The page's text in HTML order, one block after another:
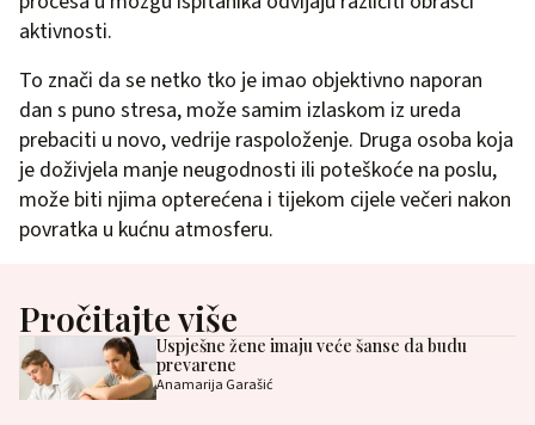
aktivnosti.
To znači da se netko tko je imao objektivno naporan
dan s puno stresa, može samim izlaskom iz ureda
prebaciti u novo, vedrije raspoloženje. Druga osoba koja
je doživjela manje neugodnosti ili poteškoće na poslu,
može biti njima opterećena i tijekom cijele večeri nakon
povratka u kućnu atmosferu.
Pročitajte više
Uspješne žene imaju veće šanse da budu
prevarene
Anamarija Garašić